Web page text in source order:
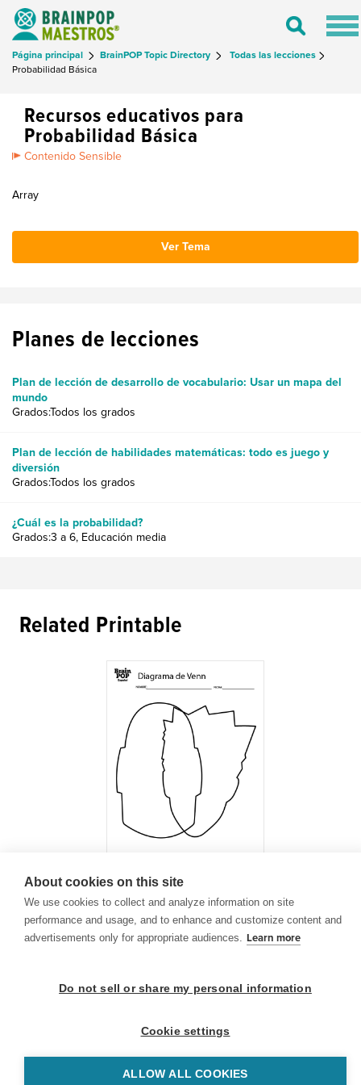
Toggle
Página principal BrainPOP Topic Directory
Todas las lecciones
Probabilidad Básica
Recursos educativos para
Probabilidad Básica
Contenido Sensible
Array
Ver Tema
Planes de lecciones
Plan de lección de desarrollo de vocabulario: Usar un mapa del
mundo
Grados:Todos los grados
Plan de lección de habilidades matemáticas: todo es juego y
diversión
Grados:Todos los grados
¿Cuál es la probabilidad?
Grados:3 a 6, Educación media
Related Printable
Diagrama de Venn
BrainPOP Maestros is proudly powered by WordPress. Built bySlipFire Web Development
About cookies on this site
We use cookies to collect and analyze information on site
performance and usage, and to enhance and customize content and
advertisements only for appropriate audiences. Learn more
Do not sell or share my personal information
Cookie settings
ALLOW ALL COOKIES